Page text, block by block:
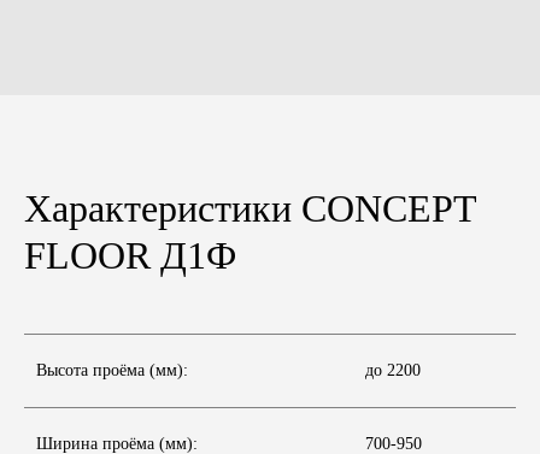
Характеристики CONCEPT
FLOOR Д1Ф
Высота проёма (мм): до 2200
Ширина проёма (мм): 700-950